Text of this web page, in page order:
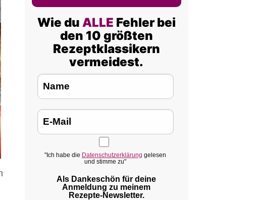
Wie du ALLE Fehler bei
den 10 größten
Rezeptklassikern
vermeidest.
"Ich habe die Datenschutzerklärung gelesen
und stimme zu"
Als Dankeschön für deine
Anmeldung zu meinem
Rezepte‑Newsletter.